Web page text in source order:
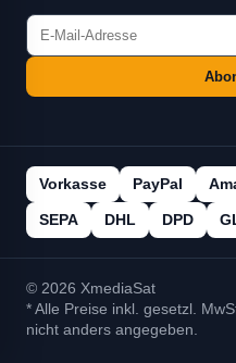
Vorkasse PayPal
SEPA DHL DPD
© 2026 XmediaSat
* Alle Preise inkl. gesetzl.
nicht anders angegeben.